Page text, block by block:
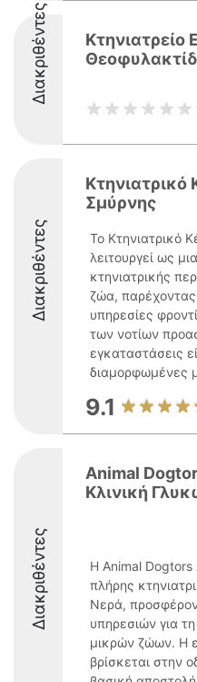
Διακριθέντες
Κτηνιατρείο
Διακριθέντες
Κτηνιατρικό
Σμύρνης
Το Κτηνιατρικό
λειτουργεί ως
κτηνιατρικής
ζώα,
υπηρεσίες
των νοτίων
εγκαταστάσεις
διαμορφωμένες
9.1
Διακριθέντες
Animal
Κλινική
Η Animal Dogtors
πλήρης
Νερά,
υπηρεσιών για
μικρών ζώων. Η
βρίσκεται στην